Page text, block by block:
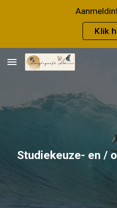
Klik
Studiekeuze- en /